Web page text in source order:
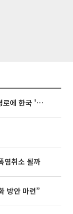
태풍 '돌핀' 이어 '찬홈' 등장…예상 경로에 한국 '한숨'
염취소 될까
방안 마련”